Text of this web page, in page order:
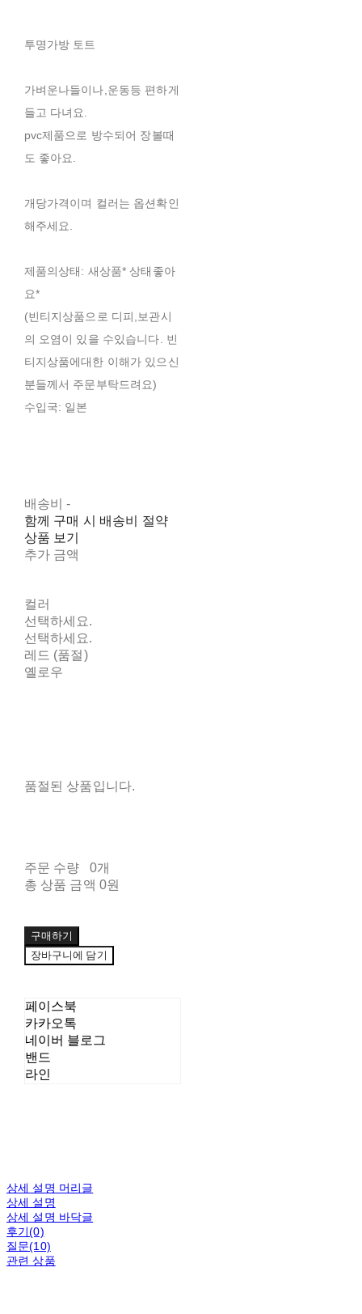
투명가방 토트
가벼운나들이나,운동등 편하게
들고 다녀요.
pvc제품으로 방수되어 장볼때
도 좋아요.
개당가격이며 컬러는 옵션확인
해주세요.
제품의상태: 새상품* 상태좋아
요*
(빈티지상품으로 디피,보관시
의 오염이 있을 수있습니다. 빈
티지상품에대한 이해가 있으신
분들께서 주문부탁드려요)
수입국: 일본
배송비-
함께 구매 시 배송비 절약
상품 보기
추가 금액
컬러
선택하세요.
선택하세요.
레드 (품절)
옐로우
품절된 상품입니다.
주문 수량
0개
총 상품 금액 0원
구매하기
장바구니에 담기
페이스북
카카오톡
네이버 블로그
밴드
라인
상세 설명 머리글
상세 설명
상세 설명 바닥글
후기(0)
질문(10)
관련 상품